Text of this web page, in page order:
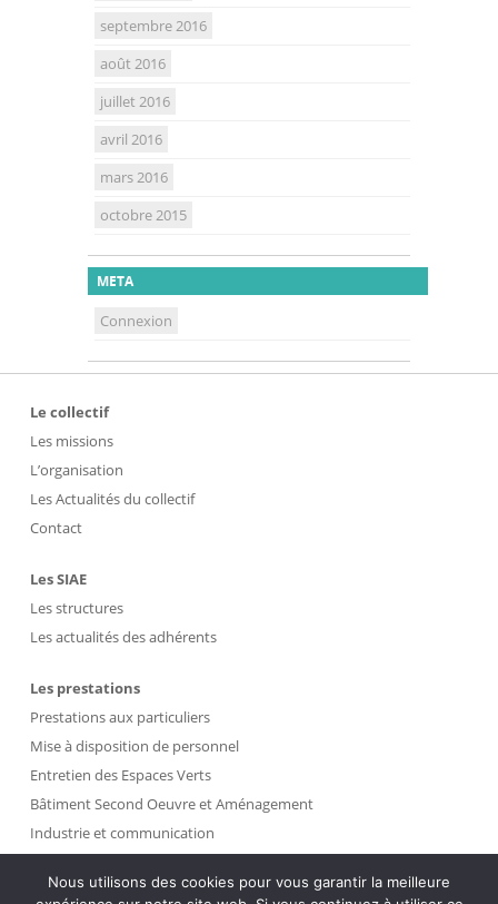
septembre 2016
août 2016
juillet 2016
avril 2016
mars 2016
octobre 2015
META
Connexion
Le collectif
Les missions
L’organisation
Les Actualités du collectif
Contact
Les SIAE
Les structures
Les actualités des adhérents
Les prestations
Prestations aux particuliers
Mise à disposition de personnel
Entretien des Espaces Verts
Bâtiment Second Oeuvre et Aménagement
Industrie et communication
Nous utilisons des cookies pour vous garantir la meilleure